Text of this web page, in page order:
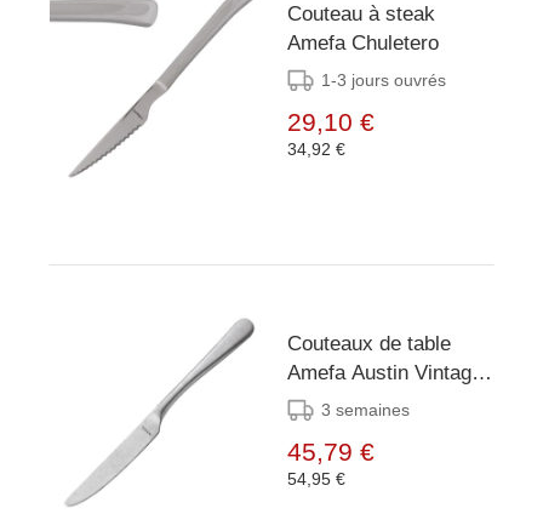
Couteau à steak
Amefa Chuletero
1-3 jours ouvrés
29,10 €
34,92 €
Couteaux de table
Amefa Austin Vintage
stonewash (lot de 12)
3 semaines
45,79 €
54,95 €